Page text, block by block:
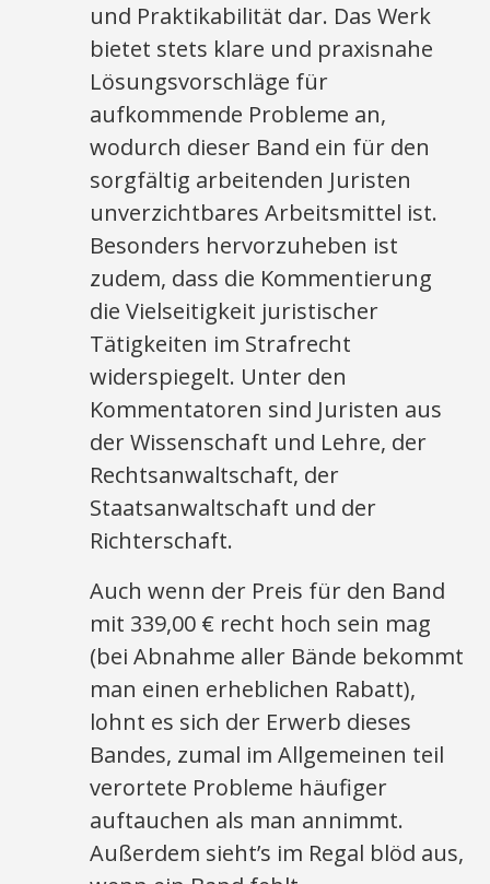
und Praktikabilität dar. Das Werk
bietet stets klare und praxisnahe
Lösungsvorschläge für
aufkommende Probleme an,
wodurch dieser Band ein für den
sorgfältig arbeitenden Juristen
unverzichtbares Arbeitsmittel ist.
Besonders hervorzuheben ist
zudem, dass die Kommentierung
die Vielseitigkeit juristischer
Tätigkeiten im Strafrecht
widerspiegelt. Unter den
Kommentatoren sind Juristen aus
der Wissenschaft und Lehre, der
Rechtsanwaltschaft, der
Staatsanwaltschaft und der
Richterschaft.
Auch wenn der Preis für den Band
mit 339,00 € recht hoch sein mag
(bei Abnahme aller Bände bekommt
man einen erheblichen Rabatt),
lohnt es sich der Erwerb dieses
Bandes, zumal im Allgemeinen teil
verortete Probleme häufiger
auftauchen als man annimmt.
Außerdem sieht’s im Regal blöd aus,